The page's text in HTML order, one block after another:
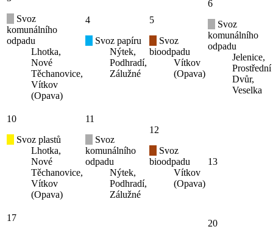
Svoz
komunálního
odpadu
Lhotka,
Nové
Těchanovice,
Vítkov
(Opava)
4
Svoz papíru
Nýtek,
Podhradí,
Zálužné
5
Svoz
bioodpadu
Vítkov
(Opava)
6
Svoz
komunálního
odpadu
Jelenice,
Prostřední
Dvůr,
Veselka
10
Svoz plastů
Lhotka,
Nové
Těchanovice,
Vítkov
(Opava)
11
Svoz
komunálního
odpadu
Nýtek,
Podhradí,
Zálužné
12
Svoz
bioodpadu
Vítkov
(Opava)
13
17
20